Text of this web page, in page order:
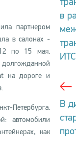
партнером
в салонах -
12 по 15 мая.
долгожданной
на дороге и
Петербурга.
автомобили
как
в
ИТС
В